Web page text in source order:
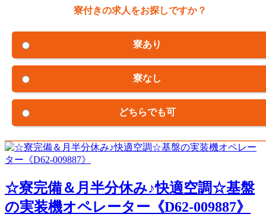
寮付きの求人をお探しですか？
寮あり
寮なし
どちらでも可
☆寮完備＆月半分休み♪快適空調☆基盤
の実装機オペレーター《D62-009887》